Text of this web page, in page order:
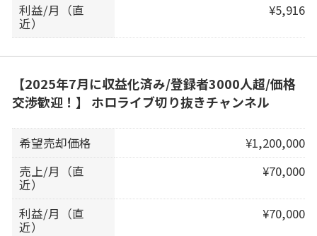
利益/月（直
近）
¥5,916
【2025年7月に収益化済み/登録者3000人超/価格
交渉歓迎！】 ホロライブ切り抜きチャンネル
希望売却価格
¥1,200,000
売上/月（直
近）
¥70,000
利益/月（直
近）
¥70,000